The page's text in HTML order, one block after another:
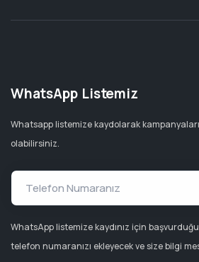
WhatsApp Listemiz
Whatsapp listemize kaydolarak
olabilirsiniz.
WhatsApp listemize kaydınız için
telefon numaranızı ekleyecek ve size bilgi